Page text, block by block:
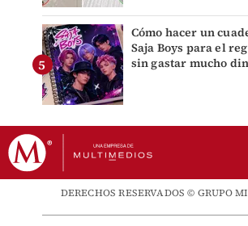
Cómo hacer un
Saja Boys para el
sin gastar mucho
DERECHOS RESERVADOS © GRUPO